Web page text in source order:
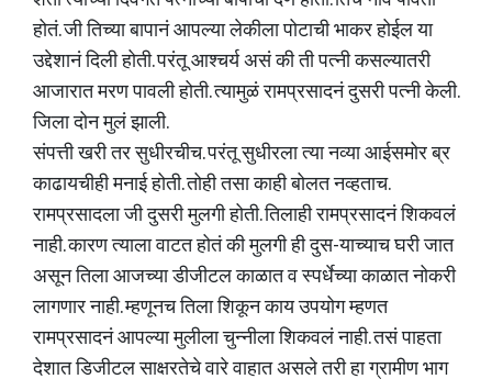
होतं. जी तिच्या बापानं आपल्या लेकीला पोटाची भाकर होईल या
उद्देशानं दिली होती. परंतू आश्चर्य असं की ती पत्नी कसल्यातरी
आजारात मरण पावली होती. त्यामुळं रामप्रसादनं दुसरी पत्नी केली.
जिला दोन मुलं झाली.
संपत्ती खरी तर सुधीरचीच. परंतू सुधीरला त्या नव्या आईसमोर ब्र
काढायचीही मनाई होती. तोही तसा काही बोलत नव्हताच.
रामप्रसादला जी दुसरी मुलगी होती. तिलाही रामप्रसादनं शिकवलं
नाही. कारण त्याला वाटत होतं की मुलगी ही दुस-याच्याच घरी जात
असून तिला आजच्या डीजीटल काळात व स्पर्धेच्या काळात नोकरी
लागणार नाही. म्हणूनच तिला शिकून काय उपयोग म्हणत
रामप्रसादनं आपल्या मुलीला चुन्नीला शिकवलं नाही. तसं पाहता
देशात डिजीटल साक्षरतेचे वारे वाहात असले तरी हा ग्रामीण भाग